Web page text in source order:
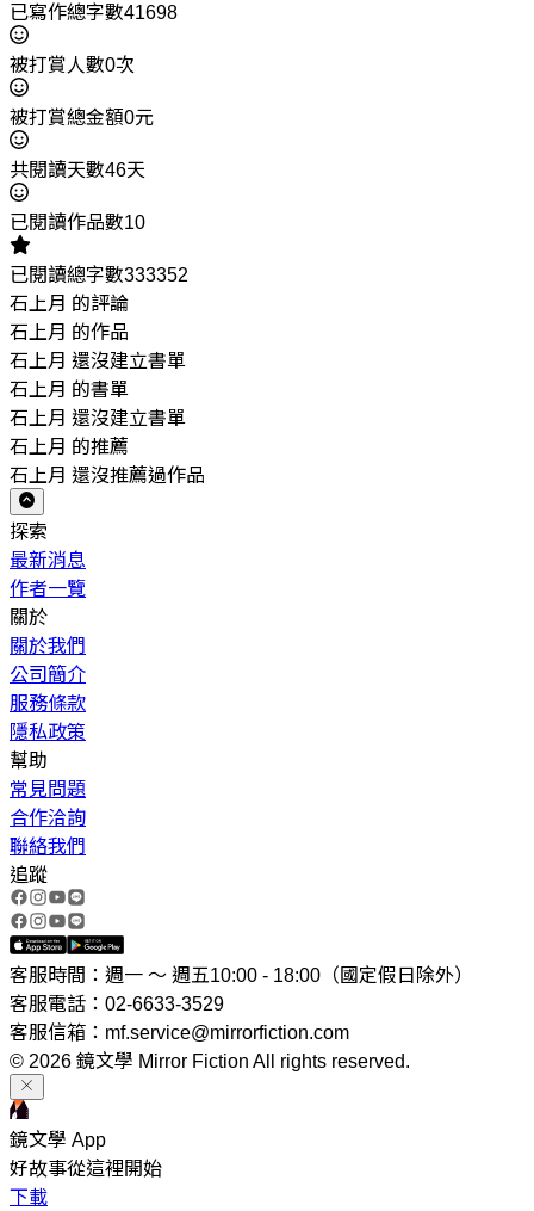
已寫作總字數41698
被打賞人數0次
被打賞總金額0元
共閱讀天數46天
已閱讀作品數10
已閱讀總字數333352
石上月 的評論
石上月 的作品
石上月 還沒建立書單
石上月 的書單
石上月 還沒建立書單
石上月 的推薦
石上月 還沒推薦過作品
探索
最新消息
作者一覽
關於
關於我們
公司簡介
服務條款
隱私政策
幫助
常見問題
合作洽詢
聯絡我們
追蹤
客服時間：週一 ～ 週五10:00 - 18:00（國定假日除外）
客服電話：02-6633-3529
客服信箱：mf.service@mirrorfiction.com
© 2026 鏡文學 Mirror Fiction All rights reserved.
鏡文學 App
好故事從這裡開始
下載